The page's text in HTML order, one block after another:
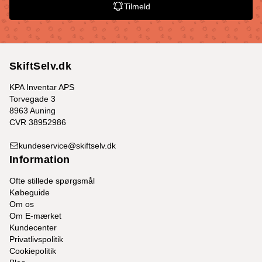
Tilmeld
SkiftSelv.dk
KPA Inventar APS
Torvegade 3
8963 Auning
CVR 38952986
kundeservice@skiftselv.dk
Information
Ofte stillede spørgsmål
Købeguide
Om os
Om E-mærket
Kundecenter
Privatlivspolitik
Cookiepolitik